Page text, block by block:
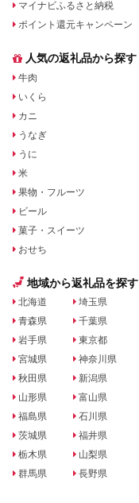
マイナビふるさと納税
ポイント還元キャンペーン
人気の返礼品から探す
牛肉
いくら
カニ
うなぎ
うに
米
果物・フルーツ
ビール
菓子・スイーツ
おせち
地域から返礼品を探す
北海道
青森県
岩手県
宮城県
秋田県
山形県
福島県
茨城県
栃木県
群馬県
埼玉県
千葉県
東京都
神奈川県
新潟県
富山県
石川県
福井県
山梨県
長野県